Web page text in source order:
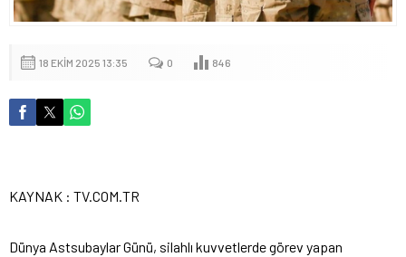
18 EKIM 2025 13:35 0 846
KAYNAK : TV.COM.TR
Dünya Astsubaylar Günü, silahlı kuvvetlerde görev yapan